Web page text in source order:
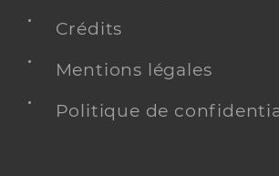
Crédits
Mentions légales
Politique de